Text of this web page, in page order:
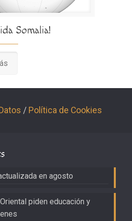
Somalia!
/ Política de Cookies
en agosto
piden educación y